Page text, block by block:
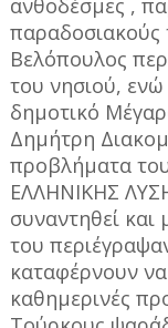
ανθοδέσμες ,
παραδοσιακούς
Βελόπουλος
του νησιού,
δημοτικό
Δημήτρη
προβλήματα
ΕΛΛΗΝΙΚΗΣ
συναντηθεί
του
καταφέρνουν
καθημερινές